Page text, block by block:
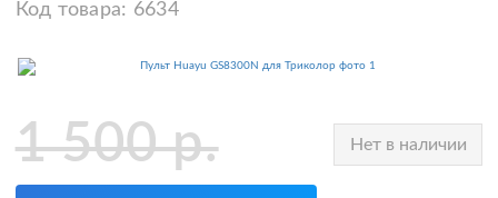
Код товара: 6634
1 500р. Нет в наличии